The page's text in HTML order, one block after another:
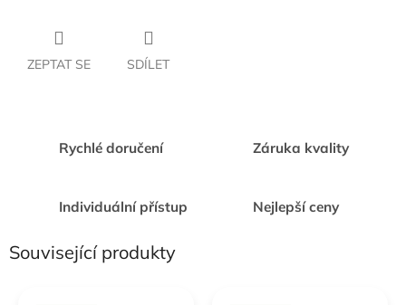
ZEPTAT SE SDÍLET
Rychlé doručení Záruka kvality
Individuální přístup Nejlepší ceny
Související produkty